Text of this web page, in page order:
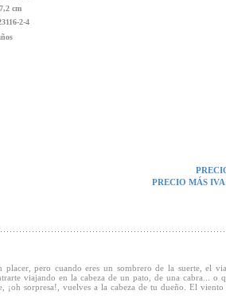
cm
2-4
PRECIO MÁS
pero cuando eres un sombrero de la suerte, el
viajando en la cabeza de un pato, de una cabra... o
¡oh sorpresa!, vuelves a la cabeza de tu dueño. El